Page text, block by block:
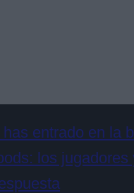
entrado en la
los jugadores